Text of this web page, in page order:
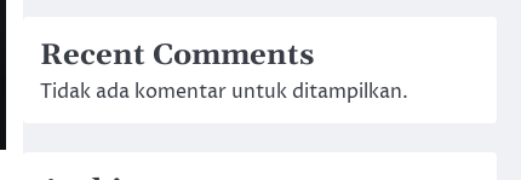
Recent Comments
Tidak ada komentar untuk ditampilkan.